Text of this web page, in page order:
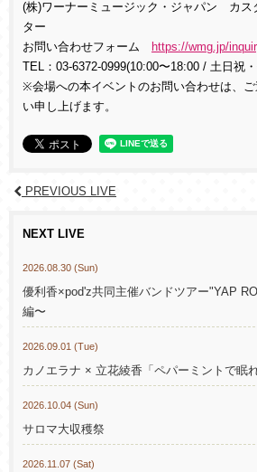
(株)ワーナーミュージック・ジャパン カス
ター
お問い合わせフォーム
https://wmg.jp/
TEL：03-6372-0999(10:00〜18:00 / 土日祝
※会場への本イベントのお問い合わせは、
い申し上げます。
PREVIOUS LIVE
NEXT LIVE
2026.08.30 (Sun)
優利香×pod'z共同主催バンドツアー"YAP
編〜
2026.09.01 (Tue)
カノエラナ × 立花綾香「ペパーミントで眠れ
2026.10.04 (Sun)
サロマ大収穫祭
2026.11.07 (Sat)